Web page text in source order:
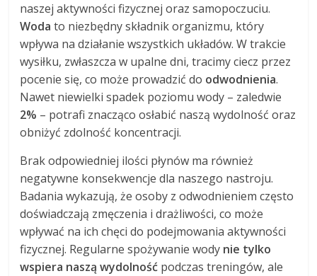
naszej aktywności fizycznej oraz samopoczuciu.
Woda to niezbędny składnik organizmu, który
wpływa na działanie wszystkich układów. W trakcie
wysiłku, zwłaszcza w upalne dni, tracimy ciecz przez
pocenie się, co może prowadzić do odwodnienia.
Nawet niewielki spadek poziomu wody – zaledwie
2% – potrafi znacząco osłabić naszą wydolność oraz
obniżyć zdolność koncentracji.
Brak odpowiedniej ilości płynów ma również
negatywne konsekwencje dla naszego nastroju.
Badania wykazują, że osoby z odwodnieniem często
doświadczają zmęczenia i drażliwości, co może
wpływać na ich chęci do podejmowania aktywności
fizycznej. Regularne spożywanie wody nie tylko
wspiera naszą wydolność podczas treningów, ale